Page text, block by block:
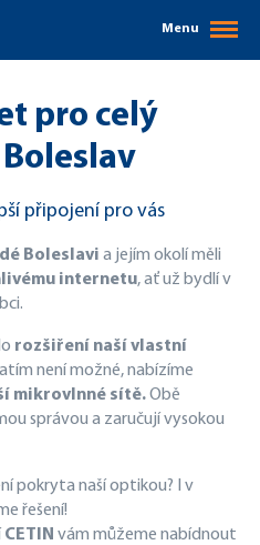
Menu
pro celý
připojení pro vás
Boleslavi a jejím okolí měli
internetu, ať už bydlí v
rozšiření naší vlastní
není možné, nabízíme
mikrovlnné sítě.Obě
správou a zaručují vysokou
pokryta naší optikou? I v
řešení!
CETIN vám můžeme nabídnout